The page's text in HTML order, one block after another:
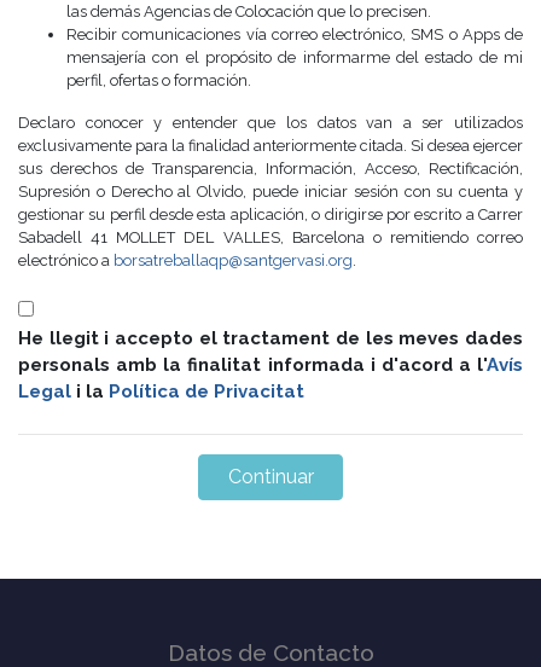
las demás Agencias de Colocación que lo precisen.
Recibir comunicaciones vía correo electrónico, SMS o Apps de
mensajería con el propósito de informarme del estado de mi
perfil, ofertas o formación.
Declaro conocer y entender que los datos van a ser utilizados
exclusivamente para la finalidad anteriormente citada. Si desea ejercer
sus derechos de Transparencia, Información, Acceso, Rectificación,
Supresión o Derecho al Olvido, puede iniciar sesión con su cuenta y
gestionar su perfil desde esta aplicación, o dirigirse por escrito a Carrer
Sabadell 41 MOLLET DEL VALLES, Barcelona o remitiendo correo
electrónico a borsatreballaqp@santgervasi.org
He llegit i accepto el tractament de les meves dades
personals amb la finalitat informada i d'acord a l'Avís
Legal i la Política de Privacitat
Datos de Contacto